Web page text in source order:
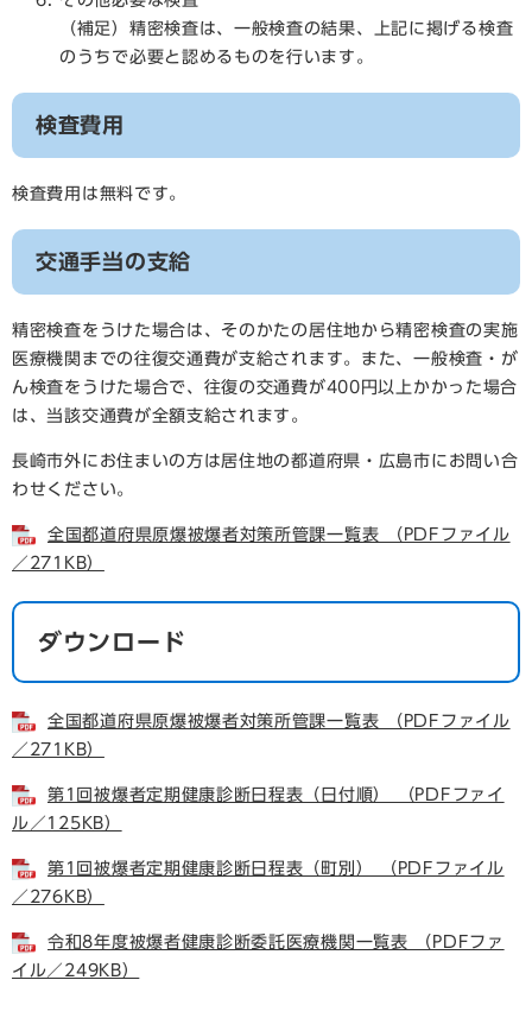
（補足）精密検査は、一般検査の結果、上記に掲げる検査
のうちで必要と認めるものを行います。
検査費用
検査費用は無料です。
交通手当の支給
精密検査をうけた場合は、そのかたの居住地から精密検査の実施
医療機関までの往復交通費が支給されます。また、一般検査・が
ん検査をうけた場合で、往復の交通費が400円以上かかった場合
は、当該交通費が全額支給されます。
長崎市外にお住まいの方は居住地の都道府県・広島市にお問い合
わせください。
全国都道府県原爆被爆者対策所管課一覧表 （PDFファイル
／271KB）
ダウンロード
全国都道府県原爆被爆者対策所管課一覧表 （PDFファイル
／271KB）
第1回被爆者定期健康診断日程表（日付順） （PDFファイ
ル／125KB）
第1回被爆者定期健康診断日程表（町別） （PDFファイル
／276KB）
令和8年度被爆者健康診断委託医療機関一覧表 （PDFファ
イル／249KB）